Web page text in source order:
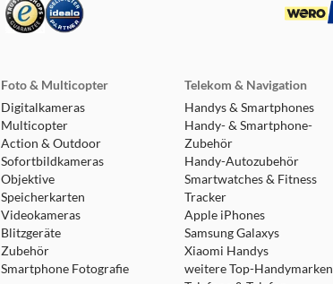
Foto & Multicopter
Digitalkameras
Multicopter
Action & Outdoor
Sofortbildkameras
Objektive
Speicherkarten
Videokameras
Blitzgeräte
Zubehör
Smartphone Fotografie
Telekom & Navigation
Handys & Smartphones
Handy- & Smartphone-
Zubehör
Handy-Autozubehör
Smartwatches & Fitness
Tracker
Apple iPhones
Samsung Galaxys
Xiaomi Handys
weitere Top-Handymarken